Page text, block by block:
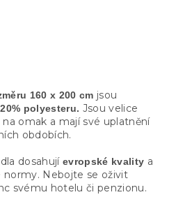
160 x 200 cm jsou
polyesteru. Jsou velice
omak a mají své uplatnění
obdobích.
dosahujíevropské kvality a
normy. Nebojte se oživit
svému hotelu či penzionu.